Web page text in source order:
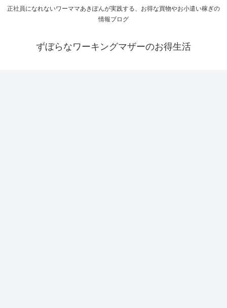
正社員になれないワーママあきぽんが実践する、お得な買物やお小遣い稼ぎの
情報ブログ
ずぼらなワーキングマザーのお得生活